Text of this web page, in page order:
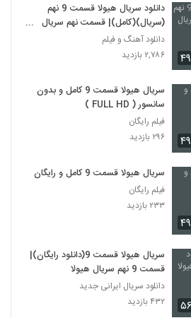
دانلود سریال هیولا قسمت 9 نهم
(سریال)(کامل)| قسمت نهم سریال
هیولا با لینک مستقیم
دانلود آهنگ و فیلم
۲,۷۸۶ بازدید
سریال هیولا قسمت 9 کامل و بدون
سانسور ( FULL HD )
فیلم رایگان
۲۹۶ بازدید
سریال هیولا قسمت 9 کامل و رایگان
فیلم رایگان
۲۳۳ بازدید
سریال هیولا قسمت 9(دانلود رایگان)|
قسمت 9 نهم سریال هیولا
دانلود سریال ایرانی جدید
۴۳۲ بازدید